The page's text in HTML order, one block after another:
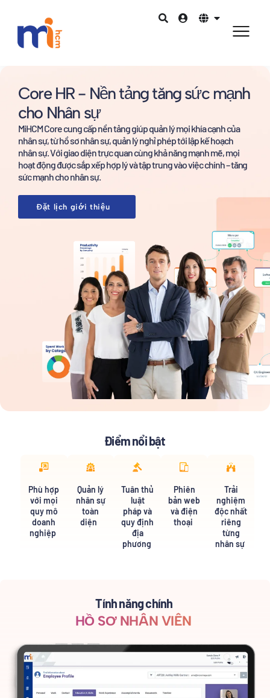
Core HR - Nền tảng tăng sức mạnh
cho Nhân sự
MiHCM Core cung cấp nền tảng giúp quản lý mọi khía cạnh của
nhân sự, từ hồ sơ nhân sự, quản lý nghỉ phép tới lập kế hoạch
nhân sự. Với giao diện trực quan cùng khả năng mạnh mẽ, mọi
hoạt động được sắp xếp hợp lý và tập trung vào việc chính – tăng
sức mạnh cho nhân sự.
Đặt lịch giới thiệu
Điểm nổi bật
Phù hợp
với mọi
quy mô
doanh
nghiệp
Quản lý
nhân sự
toàn
diện
Tuân thủ
luật
pháp và
quy định
địa
phương
Phiên
bản web
và điện
thoại
Trải
nghiệm
độc nhất
riêng
từng
nhân sự
Tính năng chính
HỒ SƠ NHÂN VIÊN